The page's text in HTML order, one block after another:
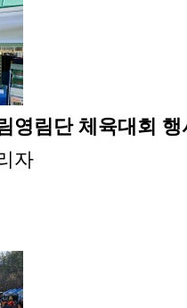
영림단 체육대회
자